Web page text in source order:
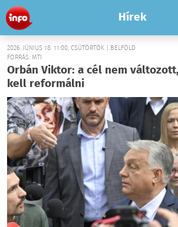
Hírek
2026. JÚNIUS 18. 11:00, CSÜTÖRTÖK | BELFÖLD
FORRÁS: MTI
Orbán Viktor: a cél nem
kell reformálni